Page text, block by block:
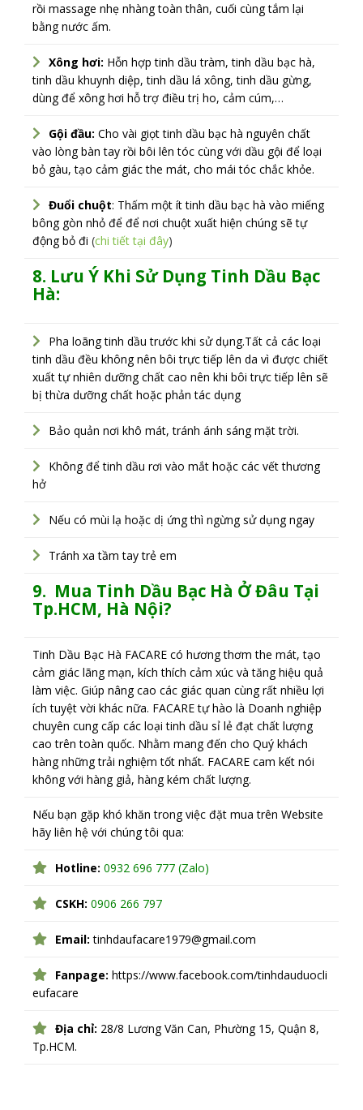
rồi massage nhẹ nhàng toàn thân, cuối cùng tắm lại
bằng nước ấm.
Xông hơi: Hỗn hợp tinh dầu tràm, tinh dầu bạc hà,
tinh dầu khuynh diệp, tinh dầu lá xông, tinh dầu gừng,
dùng để xông hơi hỗ trợ điều trị ho, cảm cúm,…
Gội đầu: Cho vài giọt tinh dầu bạc hà nguyên chất
vào lòng bàn tay rồi bôi lên tóc cùng với dầu gội để loại
bỏ gàu, tạo cảm giác the mát, cho mái tóc chắc khỏe.
Đuổi chuột: Thấm một ít tinh dầu bạc hà vào miếng
bông gòn nhỏ để để nơi chuột xuất hiện chúng sẽ tự
động bỏ đi (chi tiết tại đây)
8. Lưu Ý Khi Sử Dụng Tinh Dầu Bạc
Hà:
Pha loãng tinh dầu trước khi sử dụng.Tất cả các loại
tinh dầu đều không nên bôi trực tiếp lên da vì được chiết
xuất tự nhiên dưỡng chất cao nên khi bôi trực tiếp lên sẽ
bị thừa dưỡng chất hoặc phản tác dụng
Bảo quản nơi khô mát, tránh ánh sáng mặt trời.
Không để tinh dầu rơi vào mắt hoặc các vết thương
hở
Nếu có mùi lạ hoặc dị ứng thì ngừng sử dụng ngay
Tránh xa tầm tay trẻ em
9. Mua Tinh Dầu Bạc Hà Ở Đâu Tại
Tp.HCM, Hà Nội?
Tinh Dầu Bạc Hà FACARE có hương thơm the mát, tạo
cảm giác lãng mạn, kích thích cảm xúc và tăng hiệu quả
làm việc. Giúp nâng cao các giác quan cùng rất nhiều lợi
ích tuyệt vời khác nữa. FACARE tự hào là Doanh nghiệp
chuyên cung cấp các loại tinh dầu sỉ lẻ đạt chất lượng
cao trên toàn quốc. Nhằm mang đến cho Quý khách
hàng những trải nghiệm tốt nhất. FACARE cam kết nói
không với hàng giả, hàng kém chất lượng.
Nếu bạn gặp khó khăn trong việc đặt mua trên Website
hãy liên hệ với chúng tôi qua:
Hotline: 0932 696 777 (Zalo)
CSKH: 0906 266 797
Email:tinhdaufacare1979@gmail.com
Fanpage: https://www.facebook.com/tinhdauduocli
eufacare
Địa chỉ: 28/8 Lương Văn Can, Phường 15, Quận 8,
Tp.HCM.